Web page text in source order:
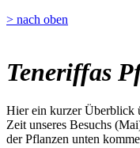
> nach oben
Teneriffas
Hier ein kurzer Überblick
Zeit unseres Besuchs
der Pflanzen unten